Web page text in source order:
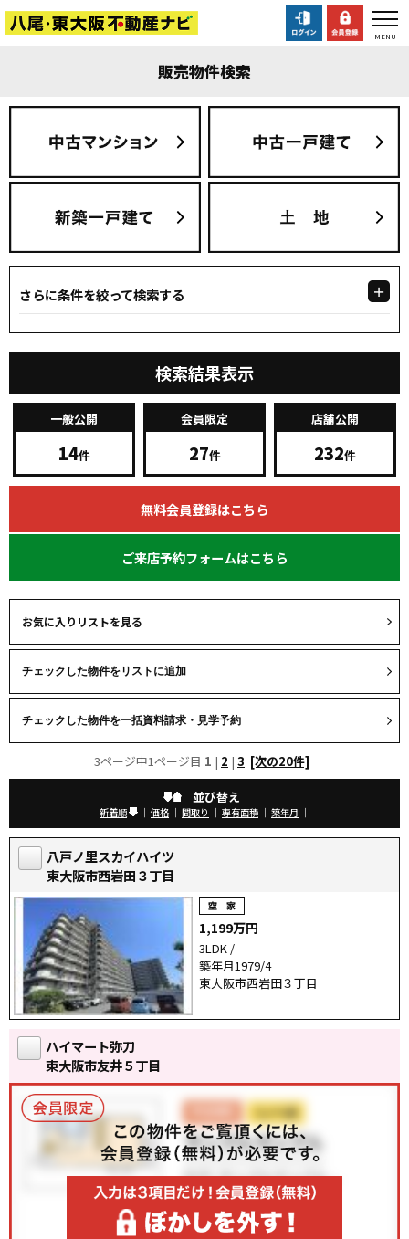
販売物件検索
さらに条件を絞って検索する
検索結果表示
一般公開
14件
会員限定
27件
店舗公開
232件
無料会員登録はこちら
ご来店予約フォームはこちら
お気に入りリストを見る
3ページ中1ページ目 1 | 2 | 3 [次の20件]
並び替え
新着順 ｜ 価格 ｜ 間取り ｜ 専有面積 ｜ 築年月 ｜
八戸ノ里スカイハイツ
東大阪市西岩田３丁目
1,199万円
3LDK /
築年月1979/4
東大阪市西岩田３丁目
ハイマート弥刀
東大阪市友井５丁目